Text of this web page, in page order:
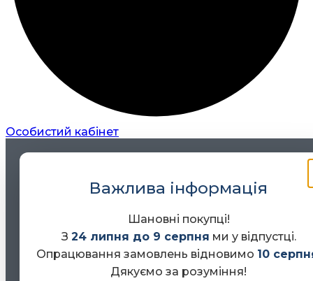
Особистий кабінет
Важлива інформація
Шановні покупці!
З 24 липня до 9 серпня ми у відпустці.
Опрацювання замовлень відновимо 10
Дякуємо за розуміння!